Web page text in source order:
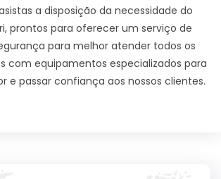
a disposição da necessidade do
prontos para oferecer um serviço de
para melhor atender todos os
com equipamentos especializados para
e passar confiança aos nossos clientes.